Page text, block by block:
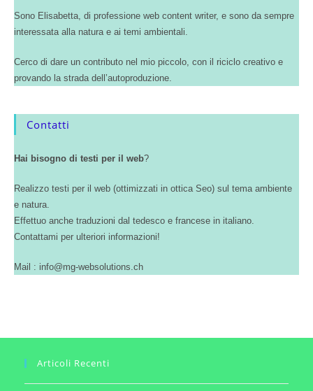
Sono Elisabetta, di professione web content writer, e sono da sempre
interessata alla natura e ai temi ambientali.
Cerco di dare un contributo nel mio piccolo, con il riciclo creativo e
provando la strada dell’autoproduzione.
Contatti
Hai bisogno di testi per il web?
Realizzo testi per il web (ottimizzati in ottica Seo) sul tema ambiente
e natura.
Effettuo anche traduzioni dal tedesco e francese in italiano.
Contattami per ulteriori informazioni!
Mail : info@mg-websolutions.ch
Articoli Recenti